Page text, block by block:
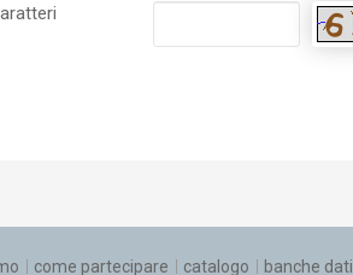
come partecipare catalogo banche dati